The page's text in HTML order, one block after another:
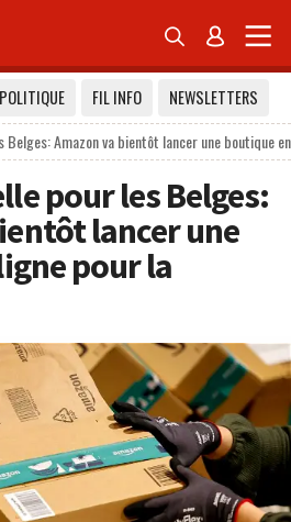
 
POLITIQUE FIL INFO
NEWSLETTERS
Belges: Amazon va bientôt lancer une boutique
pour les Belges:
lancer une
pour la